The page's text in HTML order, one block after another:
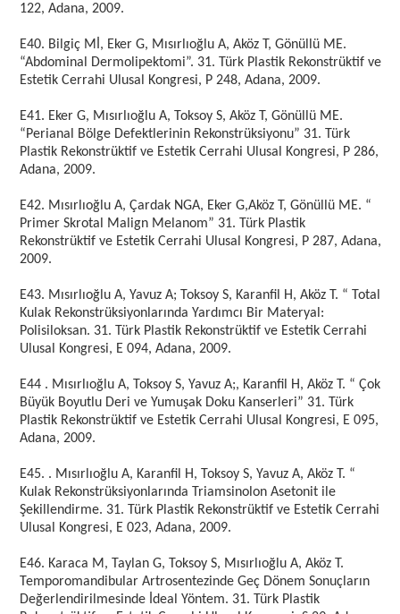
122, Adana, 2009.
E40. Bilgiç Mİ, Eker G, Mısırlıoğlu A, Aköz T, Gönüllü ME.
“Abdominal Dermolipektomi”. 31. Türk Plastik Rekonstrüktif ve
Estetik Cerrahi Ulusal Kongresi, P 248, Adana, 2009.
E41. Eker G, Mısırlıoğlu A, Toksoy S, Aköz T, Gönüllü ME.
“Perianal Bölge Defektlerinin Rekonstrüksiyonu” 31. Türk
Plastik Rekonstrüktif ve Estetik Cerrahi Ulusal Kongresi, P 286,
Adana, 2009.
E42. Mısırlıoğlu A, Çardak NGA, Eker G,Aköz T, Gönüllü ME. “
Primer Skrotal Malign Melanom” 31. Türk Plastik
Rekonstrüktif ve Estetik Cerrahi Ulusal Kongresi, P 287, Adana,
2009.
E43. Mısırlıoğlu A, Yavuz A; Toksoy S, Karanfil H, Aköz T. “ Total
Kulak Rekonstrüksiyonlarında Yardımcı Bir Materyal:
Polisiloksan. 31. Türk Plastik Rekonstrüktif ve Estetik Cerrahi
Ulusal Kongresi, E 094, Adana, 2009.
E44 . Mısırlıoğlu A, Toksoy S, Yavuz A;, Karanfil H, Aköz T. “ Çok
Büyük Boyutlu Deri ve Yumuşak Doku Kanserleri” 31. Türk
Plastik Rekonstrüktif ve Estetik Cerrahi Ulusal Kongresi, E 095,
Adana, 2009.
E45. . Mısırlıoğlu A, Karanfil H, Toksoy S, Yavuz A, Aköz T. “
Kulak Rekonstrüksiyonlarında Triamsinolon Asetonit ile
Şekillendirme. 31. Türk Plastik Rekonstrüktif ve Estetik Cerrahi
Ulusal Kongresi, E 023, Adana, 2009.
E46. Karaca M, Taylan G, Toksoy S, Mısırlıoğlu A, Aköz T.
Temporomandibular Artrosentezinde Geç Dönem Sonuçların
Değerlendirilmesinde İdeal Yöntem. 31. Türk Plastik